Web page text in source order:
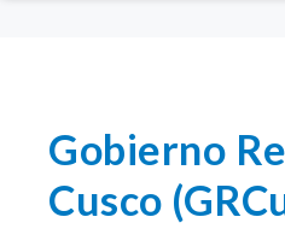
Gobierno
Cusco